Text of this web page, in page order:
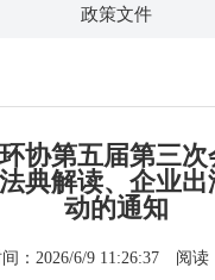
政策文件
协第五届第三
典解读、企业
动的通知
：2026/6/9 11:26:37 阅读